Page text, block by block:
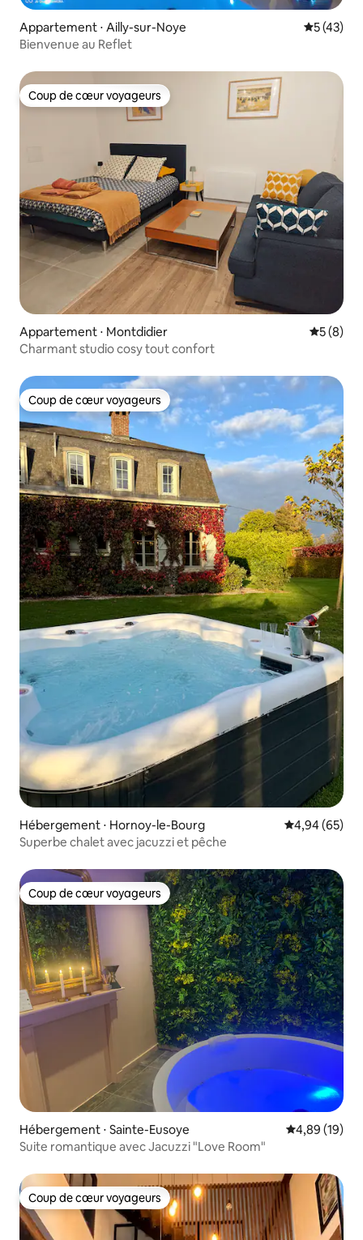
Appartement ⋅ Ailly-sur-Noye
5 (43)
Bienvenue au Reflet
Coup de cœur voyageurs
Coup de cœur voyageurs
Appartement ⋅ Montdidier
5 (8)
Charmant studio cosy tout confort
Coup de cœur voyageurs
Coup de cœur voyageurs
Hébergement ⋅ Hornoy-le-Bourg Évaluation
4,94 (65)
Superbe chalet avec jacuzzi et pêche
Coup de cœur voyageurs
Coup de cœur voyageurs
Hébergement ⋅ Sainte-Eusoye Évaluation
4,89 (19)
Suite romantique avec Jacuzzi "Love Room"
Coup de cœur voyageurs
Coup de cœur voyageurs